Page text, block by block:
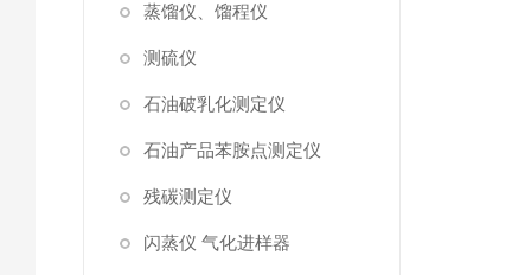
蒸馏仪、馏程仪
测硫仪
石油破乳化测定仪
石油产品苯胺点测定仪
残碳测定仪
闪蒸仪 气化进样器